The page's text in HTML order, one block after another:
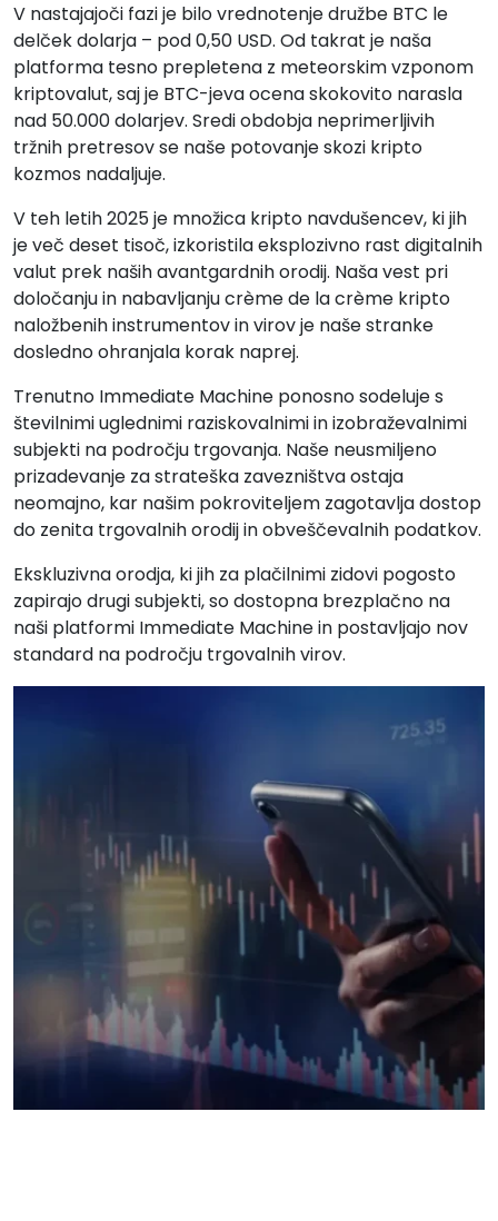
V nastajajoči fazi je bilo vrednotenje družbe BTC le
delček dolarja – pod 0,50 USD. Od takrat je naša
platforma tesno prepletena z meteorskim vzponom
kriptovalut, saj je BTC-jeva ocena skokovito narasla
nad 50.000 dolarjev. Sredi obdobja neprimerljivih
tržnih pretresov se naše potovanje skozi kripto
kozmos nadaljuje.
V teh letih 2025 je množica kripto navdušencev, ki jih
je več deset tisoč, izkoristila eksplozivno rast digitalnih
valut prek naših avantgardnih orodij. Naša vest pri
določanju in nabavljanju crème de la crème kripto
naložbenih instrumentov in virov je naše stranke
dosledno ohranjala korak naprej.
Trenutno Immediate Machine ponosno sodeluje s
številnimi uglednimi raziskovalnimi in izobraževalnimi
subjekti na področju trgovanja. Naše neusmiljeno
prizadevanje za strateška zavezništva ostaja
neomajno, kar našim pokroviteljem zagotavlja dostop
do zenita trgovalnih orodij in obveščevalnih podatkov.
Ekskluzivna orodja, ki jih za plačilnimi zidovi pogosto
zapirajo drugi subjekti, so dostopna brezplačno na
naši platformi Immediate Machine in postavljajo nov
standard na področju trgovalnih virov.